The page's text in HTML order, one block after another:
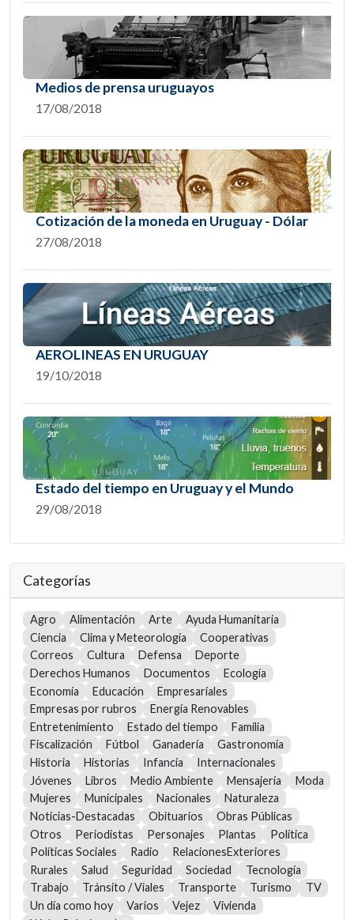
Medios de prensa uruguayos
17/08/2018
Cotización de la moneda en Uruguay - Dólar
27/08/2018
AEROLINEAS EN URUGUAY
19/10/2018
Estado del tiempo en Uruguay y el Mundo
29/08/2018
Categorías
Agro Alimentación Arte
Ayuda Humanitaria
Ciencia
Clima y Meteorología
Cooperativas
Correos
Cultura Defensa
Deporte
Derechos Humanos
Documentos
Ecología
Economía
Educación
Empresariales
Empresas por rubros
Energía Renovables
Entretenimiento
Estado del tiempo
Familia
Fiscalización
Fútbol Ganadería
Gastronomía
Historia
Historias Infancia
Internacionales
Jóvenes
Libros Medio Ambiente Mensajería
Moda
Mujeres
Municipales Nacionales
Naturaleza
Noticias-Destacadas
Obituarios
Obras Públicas
Otros
Periodistas Personajes Plantas
Política
Políticas Sociales
Radio
RelacionesExteriores
Rurales
Salud Seguridad Sociedad
Tecnología
Trabajo
Tránsito / Viales Transporte Turismo
TV
Un día como hoy
Varios Vejez
Vivienda